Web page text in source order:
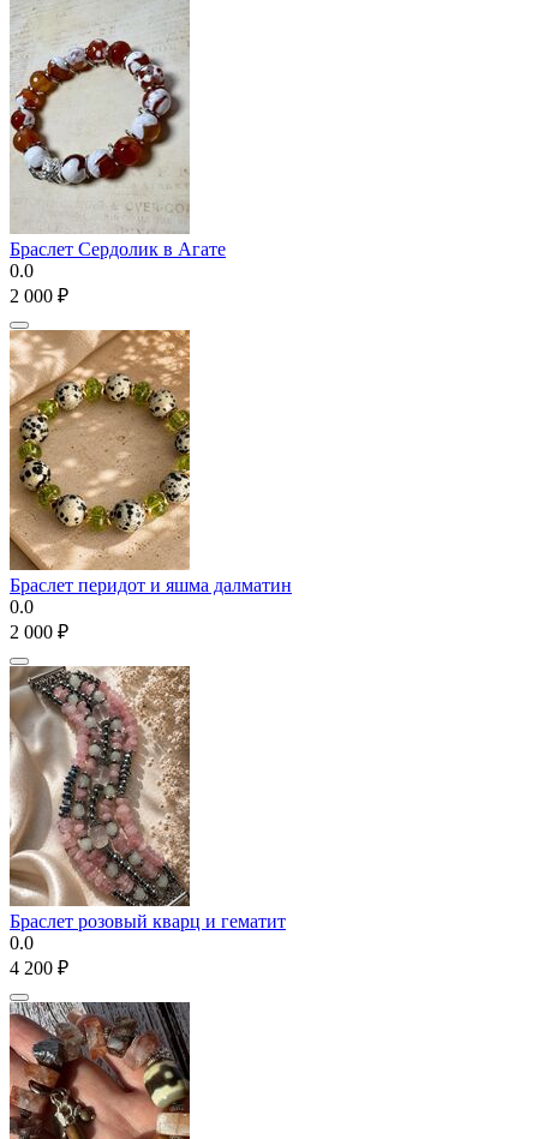
Браслет Сердолик в Агате
0.0
2 000 ₽
Браслет перидот и яшма далматин
0.0
2 000 ₽
Браслет розовый кварц и гематит
0.0
4 200 ₽